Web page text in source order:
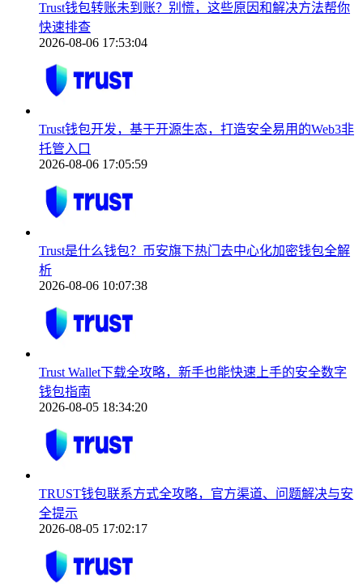
Trust钱包转账未到账？别慌，这些原因和解决方法帮你
快速排查
2026-08-06 17:53:04
Trust钱包开发，基于开源生态，打造安全易用的Web3非
托管入口
2026-08-06 17:05:59
Trust是什么钱包？币安旗下热门去中心化加密钱包全解
析
2026-08-06 10:07:38
Trust Wallet下载全攻略，新手也能快速上手的安全数字
钱包指南
2026-08-05 18:34:20
TRUST钱包联系方式全攻略，官方渠道、问题解决与安
全提示
2026-08-05 17:02:17